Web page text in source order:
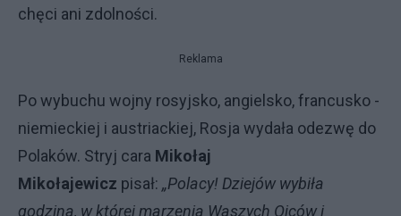
chęci ani zdolności.
Reklama
Po wybuchu wojny rosyjsko, angielsko, francusko -
niemieckiej i austriackiej, Rosja wydała odezwę do
Polaków. Stryj cara Mikołaj
Mikołajewicz pisał: „Polacy! Dziejów wybiła
godzina, w której marzenia Waszych Ojców i